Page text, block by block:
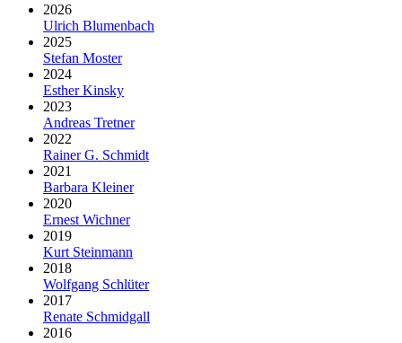
2026
Ulrich Blumenbach
2025
Stefan Moster
2024
Esther Kinsky
2023
Andreas Tretner
2022
Rainer G. Schmidt
2021
Barbara Kleiner
2020
Ernest Wichner
2019
Kurt Steinmann
2018
Wolfgang Schlüter
2017
Renate Schmidgall
2016